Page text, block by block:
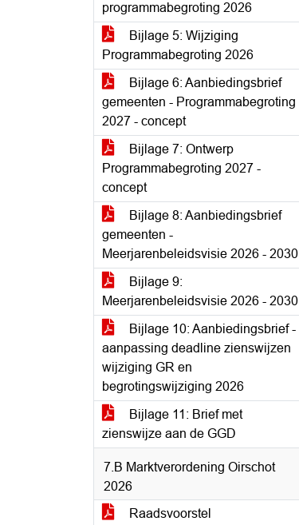
programmabegroting 2026
Bijlage 5: Wijziging
Programmabegroting 2026
Bijlage 6: Aanbiedingsbrief
gemeenten - Programmabegroting
2027 - concept
Bijlage 7: Ontwerp
Programmabegroting 2027 -
concept
Bijlage 8: Aanbiedingsbrief
gemeenten -
Meerjarenbeleidsvisie 2026 - 2030
Bijlage 9:
Meerjarenbeleidsvisie 2026 - 2030
Bijlage 10: Aanbiedingsbrief -
aanpassing deadline zienswijzen
wijziging GR en
begrotingswijziging 2026
Bijlage 11: Brief met
zienswijze aan de GGD
7.B Marktverordening Oirschot
2026
Raadsvoorstel